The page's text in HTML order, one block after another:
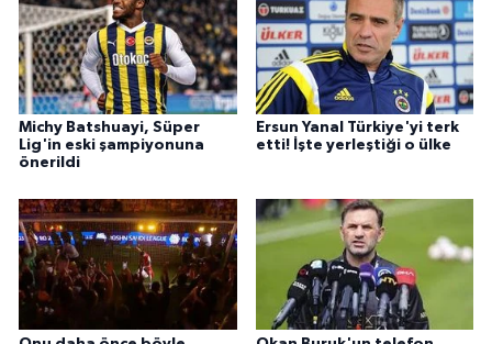
Michy Batshuayi, Süper
Lig'in eski şampiyonuna
önerildi
Ersun Yanal Türkiye'yi terk
etti! İşte yerleştiği o ülke